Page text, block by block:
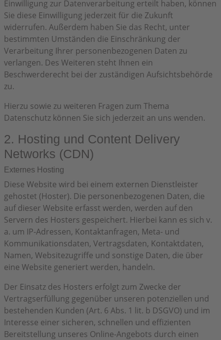
Einwilligung zur Datenverarbeitung erteilt haben, können
Sie diese Einwilligung jederzeit für die Zukunft
widerrufen. Außerdem haben Sie das Recht, unter
bestimmten Umständen die Einschränkung der
Verarbeitung Ihrer personenbezogenen Daten zu
verlangen. Des Weiteren steht Ihnen ein
Beschwerderecht bei der zuständigen Aufsichtsbehörde
zu.
Hierzu sowie zu weiteren Fragen zum Thema
Datenschutz können Sie sich jederzeit an uns wenden.
2. Hosting und Content Delivery
Networks (CDN)
Externes Hosting
Diese Website wird bei einem externen Dienstleister
gehostet (Hoster). Die personenbezogenen Daten, die
auf dieser Website erfasst werden, werden auf den
Servern des Hosters gespeichert. Hierbei kann es sich v.
a. um IP-Adressen, Kontaktanfragen, Meta- und
Kommunikationsdaten, Vertragsdaten, Kontaktdaten,
Namen, Websitezugriffe und sonstige Daten, die über
eine Website generiert werden, handeln.
Der Einsatz des Hosters erfolgt zum Zwecke der
Vertragserfüllung gegenüber unseren potenziellen und
bestehenden Kunden (Art. 6 Abs. 1 lit. b DSGVO) und im
Interesse einer sicheren, schnellen und effizienten
Bereitstellung unseres Online-Angebots durch einen